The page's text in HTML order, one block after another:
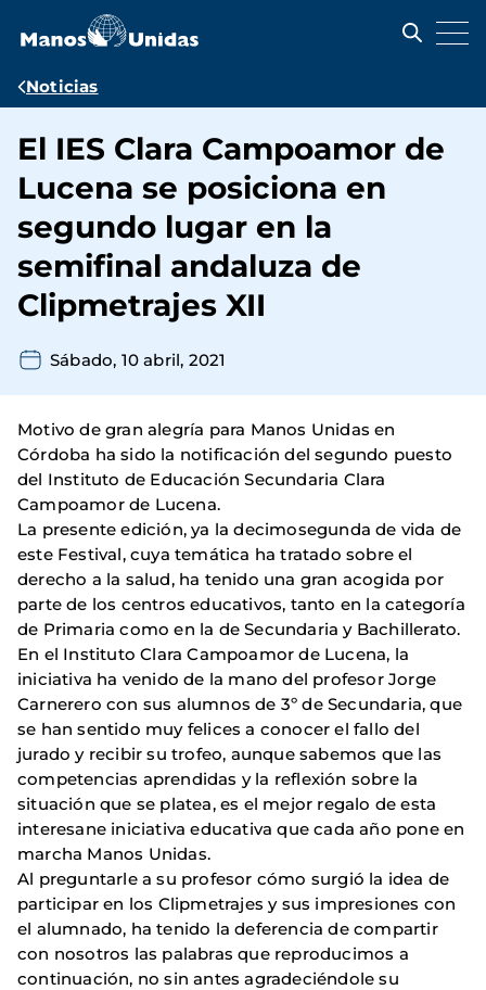
contenido
Ruta
navegación
Noticias
El IES Clara Campoamor de
Lucena se posiciona en
segundo lugar en la
semifinal andaluza de
Clipmetrajes XII
Sábado, 10 abril, 2021
Motivo de gran alegría para Manos Unidas en
Córdoba ha sido la notificación del segundo puesto
del Instituto de Educación Secundaria Clara
Campoamor de Lucena.
La presente edición, ya la decimosegunda de vida de
este Festival, cuya temática ha tratado sobre el
derecho a la salud, ha tenido una gran acogida por
parte de los centros educativos, tanto en la categoría
de Primaria como en la de Secundaria y Bachillerato.
En el Instituto Clara Campoamor de Lucena, la
iniciativa ha venido de la mano del profesor Jorge
Carnerero con sus alumnos de 3º de Secundaria, que
se han sentido muy felices a conocer el fallo del
jurado y recibir su trofeo, aunque sabemos que las
competencias aprendidas y la reflexión sobre la
situación que se platea, es el mejor regalo de esta
interesane iniciativa educativa que cada año pone en
marcha Manos Unidas.
Al preguntarle a su profesor cómo surgió la idea de
participar en los Clipmetrajes y sus impresiones con
el alumnado, ha tenido la deferencia de compartir
con nosotros las palabras que reproducimos a
continuación, no sin antes agradeciéndole su